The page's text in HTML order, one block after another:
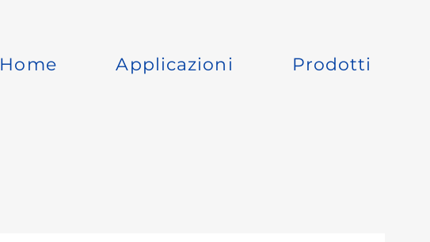
Home Applicazioni Prodotti